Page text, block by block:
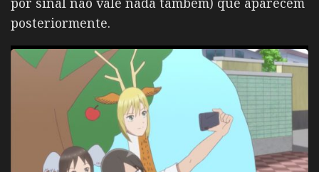
posteriormente.